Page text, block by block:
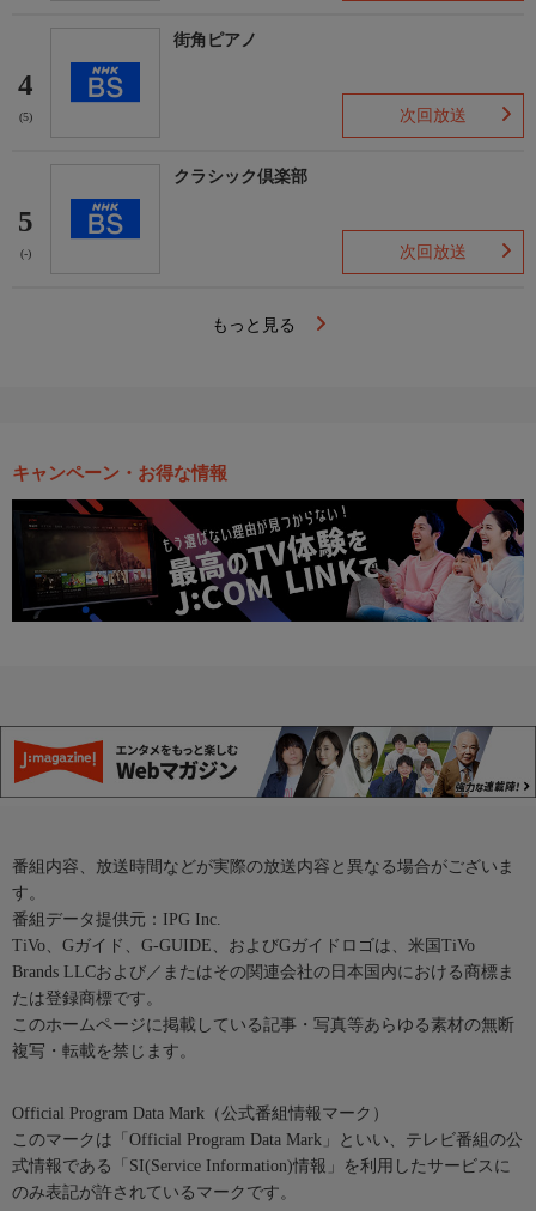
4
(5)
街角ピアノ
次回放送
5
(-)
クラシック倶楽部
次回放送
もっと見る
キャンペーン・お得な情報
番組内容、放送時間などが実際の放送内容と異なる場合がございま
す。
番組データ提供元：IPG Inc.
TiVo、Gガイド、G-GUIDE、およびGガイドロゴは、米国TiVo
Brands LLCおよび／またはその関連会社の日本国内における商標ま
たは登録商標です。
このホームページに掲載している記事・写真等あらゆる素材の無断
複写・転載を禁じます。
Official Program Data Mark（公式番組情報マーク）
このマークは「Official Program Data Mark」といい、テレビ番組の公
式情報である「SI(Service Information)情報」を利用したサービスに
のみ表記が許されているマークです。